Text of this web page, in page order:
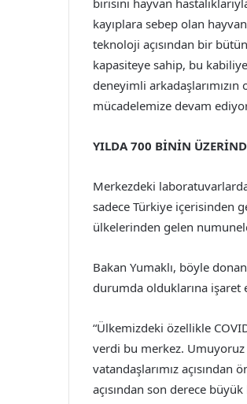
birisini hayvan
kayıplara sebep olan
teknoloji açısından bir
kapasiteye sahip, bu
deneyimli
mücadelemize devam
YILDA 700 BİNİN
Merkezdeki laboratuvarlarda
sadece Türkiye içerisinden
ülkelerinden gelen
Bakan Yumaklı, böyle
durumda olduklarına işaret
“Ülkemizdeki özellikle
verdi bu merkez.
vatandaşlarımız
açısından son derece